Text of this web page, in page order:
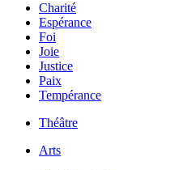
Charité
Espérance
Foi
Joie
Justice
Paix
Tempérance
Théâtre
Arts